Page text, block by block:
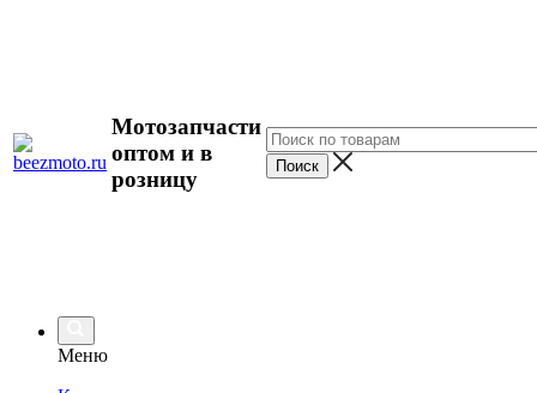
Мотозапчасти
оптом и в
розницу
Меню